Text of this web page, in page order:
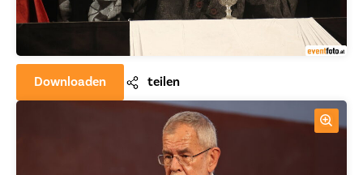
Downloaden teilen